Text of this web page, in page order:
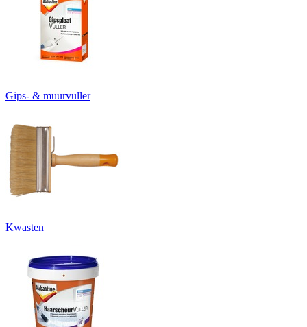
Gips- & muurvuller
Kwasten